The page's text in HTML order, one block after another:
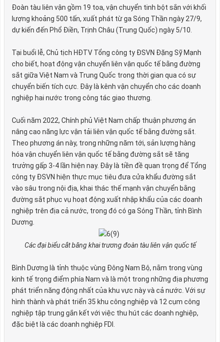
Đoàn tàu liên vận gồm 19 toa, vận chuyển tinh bột sắn với khối
lượng khoảng 500 tấn, xuất phát từ ga Sóng Thần ngày 27/9,
dự kiến đến Phổ Điền, Trịnh Châu (Trung Quốc) ngày 5/10.
Tại buổi lễ, Chủ tịch HĐTV Tổng công ty ĐSVN Đặng Sỹ Mạnh
cho biết, hoạt động vận chuyển liên vận quốc tế bằng đường
sắt giữa Việt Nam và Trung Quốc trong thời gian qua có sự
chuyển biến tích cực. Đây là kênh vận chuyển cho các doanh
nghiệp hai nước trong công tác giao thương.
Cuối năm 2022, Chính phủ Việt Nam chấp thuận phương án
nâng cao năng lực vận tải liên vận quốc tế bằng đường sắt.
Theo phương án này, trong những năm tới, sản lượng hàng
hóa vận chuyển liên vận quốc tế bằng đường sắt sẽ tăng
trưởng gấp 3-4 lần hiện nay. Đây là tiền đề quan trọng để Tổng
công ty ĐSVN hiện thực mục tiêu đưa cửa khẩu đường sắt
vào sâu trong nội địa, khai thác thế mạnh vận chuyển bằng
đường sắt phục vụ hoạt động xuất nhập khẩu của các doanh
nghiệp trên địa cả nước, trong đó có ga Sóng Thần, tỉnh Bình
Dương.
Các đại biểu cắt băng khai trương đoàn tàu liên vận quốc tế
Bình Dương là tỉnh thuộc vùng Đông Nam Bộ, nằm trong vùng
kinh tế trọng điểm phía Nam và là một trong những địa phương
phát triển năng động nhất của khu vực này và cả nước. Với sự
hình thành và phát triển 35 khu công nghiệp và 12 cụm công
nghiệp tập trung gắn kết với việc thu hút các doanh nghiệp,
đặc biệt là các doanh nghiệp FDI.